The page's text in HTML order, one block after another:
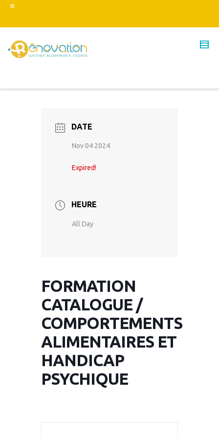
DATE
Nov 04 2024
Expired!
HEURE
All Day
FORMATION
CATALOGUE /
COMPORTEMENTS
ALIMENTAIRES ET
HANDICAP
PSYCHIQUE